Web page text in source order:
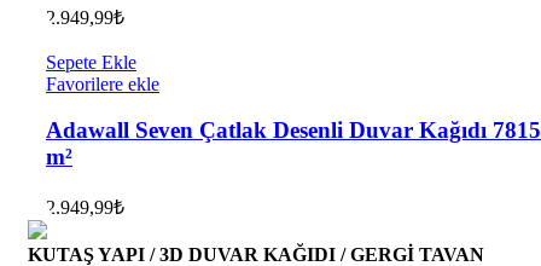
2.949,99₺
Sepete Ekle
Favorilere ekle
Adawall Seven Çatlak Desenli Duvar Kağıdı
m²
2.949,99₺
KUTAŞ YAPI / 3D DUVAR KAĞIDI / GERGİ TAVAN